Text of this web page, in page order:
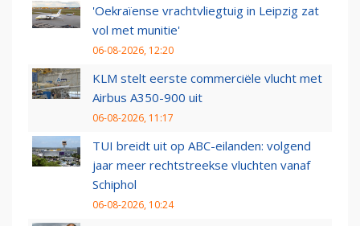
'Oekraïense vrachtvliegtuig in Leipzig zat
vol met munitie'
06-08-2026, 12:20
KLM stelt eerste commerciële vlucht met
Airbus A350-900 uit
06-08-2026, 11:17
TUI breidt uit op ABC-eilanden: volgend
jaar meer rechtstreekse vluchten vanaf
Schiphol
06-08-2026, 10:24